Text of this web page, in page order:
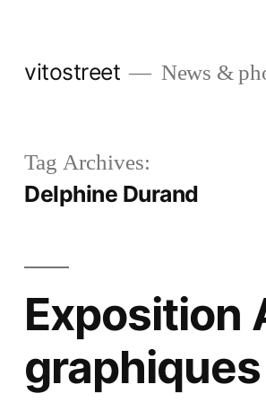
vitostreet News &
Tag Archives:
Delphine Durand
Exposition